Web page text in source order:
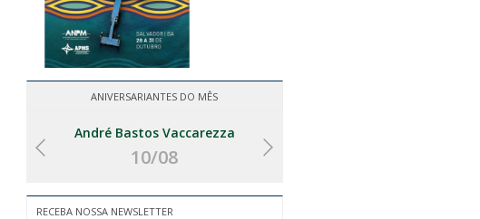
ANIVERSARIANTES DO MÊS
André Bastos Vaccarezza
10/08
RECEBA NOSSA NEWSLETTER